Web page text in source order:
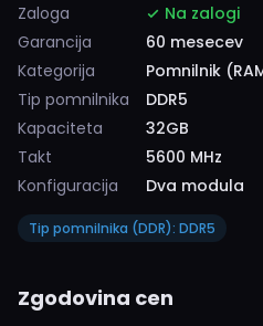
Zaloga
Na zalogi
Garancija
60 mesecev
Kategorija
Pomnilnik
Tip pomnilnika
DDR5
Kapaciteta
32GB
Takt
5600 MHz
Konfiguracija
Dva modula
Tip pomnilnika (DDR): DDR5
Zgodovina cen